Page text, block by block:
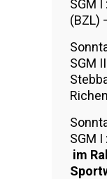
SGM I
(BZL)
SGM
Richen
SGM
im